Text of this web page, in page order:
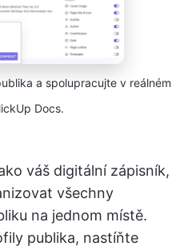
a spolupracujte v reálném
Docs.
váš digitální zápisník,
všechny
na jednom místě.
publika, nastíňte